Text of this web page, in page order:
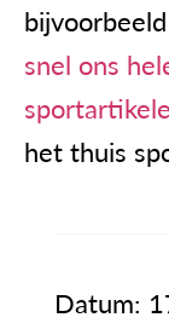
bijvoorbeeld
snel ons
hetthuis
Datum: